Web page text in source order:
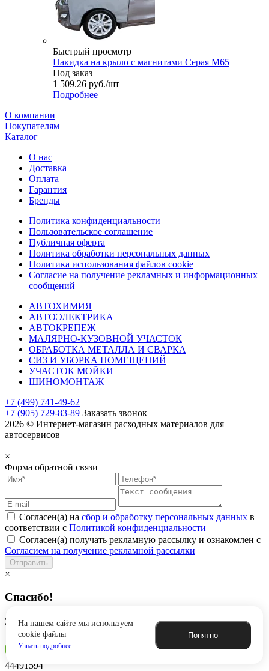
На нашем сайте мы используем
cookie файлы
Узнать подробнее
Понятно
Быстрый просмотр
Накидка на крыло с магнитами Серая M65
Под заказ
1 509.26 руб./шт
Подробнее
О компании
Покупателям
Каталог
О нас
Доставка
Оплата
Гарантия
Бренды
Политика конфиденциальности
Пользовательское соглашение
Публичная оферта
Политика обработки персональных данных
Политика использования файлов cookie
Согласие на получение рекламных и информационных
сообщений
АВТОХИМИЯ
АВТОЭЛЕКТРИКА
АВТОКРЕПЕЖ
МАЛЯРНО-КУЗОВНОЙ УЧАСТОК
ОБРАБОТКА МЕТАЛЛА И СВАРКА
СИЗ И УБОРКА ПОМЕЩЕНИЙ
УЧАСТОК МОЙКИ
ШИНОМОНТАЖ
+7 (499) 741-49-62
+7 (905) 729-83-89 Заказать звонок
2026 © Интернет-магазин расходных материалов для
автосервисов
×
Форма обратной связи
Согласен(а) на сбор и обработку персональных данных в
соответствии с Политикой конфиденциальности
Согласен(а) получать рекламную рассылку и ознакомлен с
Согласием на получение рекламной рассылки
Отправить
×
Спасибо!
Заявка успешно отправлена
44491594